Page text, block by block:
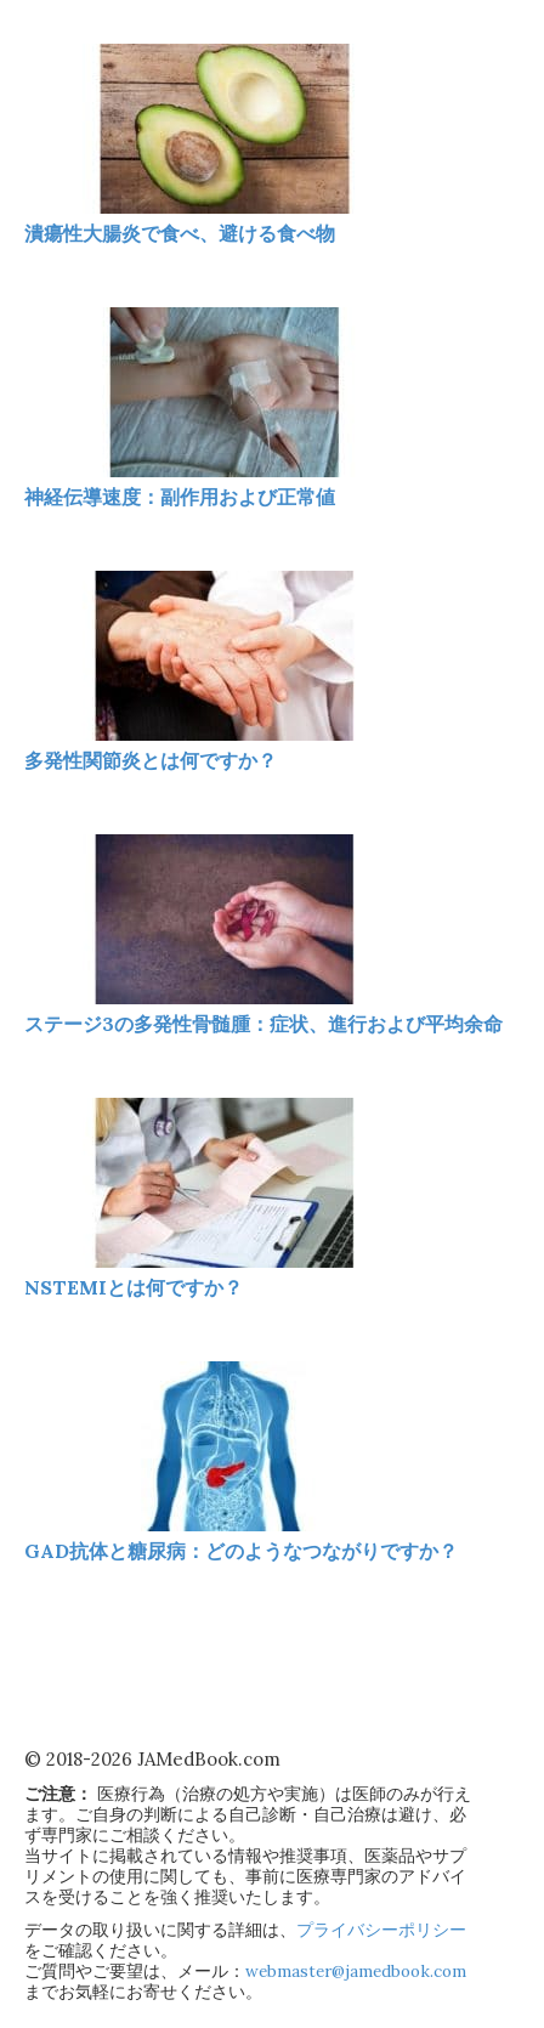
潰瘍性大腸炎で食べ、避ける食べ物
神経伝導速度：副作用および正常値
多発性関節炎とは何ですか？
ステージ3の多発性骨髄腫：症状、進行および平均余命
NSTEMIとは何ですか？
GAD抗体と糖尿病：どのようなつながりですか？
© 2018-2026 JAMedBook.com
ご注意： 医療行為（治療の処方や実施）は医師のみが行え
ます。ご自身の判断による自己診断・自己治療は避け、必
ず専門家にご相談ください。
当サイトに掲載されている情報や推奨事項、医薬品やサプ
リメントの使用に関しても、事前に医療専門家のアドバイ
スを受けることを強く推奨いたします。
データの取り扱いに関する詳細は、 プライバシーポリシー
をご確認ください。
ご質問やご要望は、メール： webmaster@jamedbook.com
までお気軽にお寄せください。